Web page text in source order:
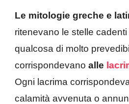
Le mitologie greche e
ritenevano le stelle
qualcosa di molto
corrispondevano alle
Ogni lacrima
calamità avvenuta o